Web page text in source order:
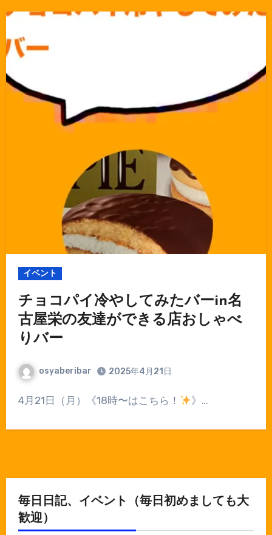
イベント
チョコパイ冷やしてみたバーin名
古屋栄の友達ができる店おしゃべ
りバー
osyaberibar 2025年4月21日
4月21日（月）《18時〜はこちら！ 》…
毎日日記、イベント（毎日初めましても大
歓迎）